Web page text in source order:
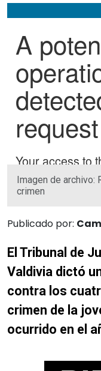
Imagen de archivo:
crimen
Publicado por:
El Tribunal de
Valdivia dictó
contra los
crimen de la
ocurrido en el